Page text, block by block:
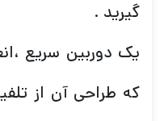
گیرید .
یک دوربین سریع
که طراحی آن از